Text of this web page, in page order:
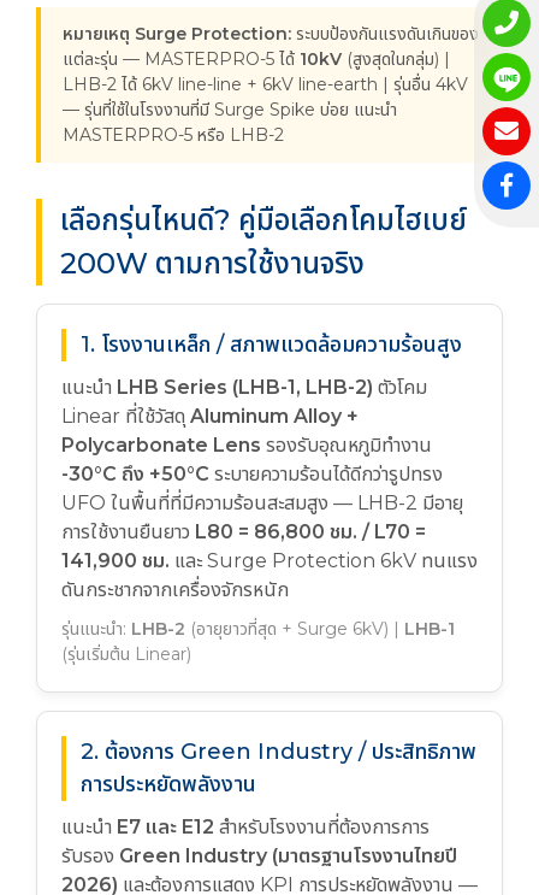
หมายเหตุ Surge Protection: ระบบป้องกันแรงดันเกินของ
แต่ละรุ่น — MASTERPRO-5 ได้ 10kV (สูงสุดในกลุ่ม) |
LHB-2 ได้ 6kV line-line + 6kV line-earth | รุ่นอื่น 4kV
— รุ่นที่ใช้ในโรงงานที่มี Surge Spike บ่อย แนะนำ
MASTERPRO-5 หรือ LHB-2
เลือกรุ่นไหนดี? คู่มือเลือกโคมไฮเบย์
200W ตามการใช้งานจริง
1. โรงงานเหล็ก / สภาพแวดล้อมความร้อนสูง
แนะนำ LHB Series (LHB-1, LHB-2) ตัวโคม
Linear ที่ใช้วัสดุ Aluminum Alloy +
Polycarbonate Lens รองรับอุณหภูมิทำงาน
-30°C ถึง +50°C ระบายความร้อนได้ดีกว่ารูปทรง
UFO ในพื้นที่ที่มีความร้อนสะสมสูง — LHB-2 มีอายุ
การใช้งานยืนยาว L80 = 86,800 ชม. / L70 =
141,900 ชม. และ Surge Protection 6kV ทนแรง
ดันกระชากจากเครื่องจักรหนัก
รุ่นแนะนำ: LHB-2 (อายุยาวที่สุด + Surge 6kV) | LHB-1
(รุ่นเริ่มต้น Linear)
2. ต้องการ Green Industry / ประสิทธิภาพ
การประหยัดพลังงาน
แนะนำ E7 และ E12 สำหรับโรงงานที่ต้องการการ
รับรอง Green Industry (มาตรฐานโรงงานไทยปี
2026) และต้องการแสดง KPI การประหยัดพลังงาน —